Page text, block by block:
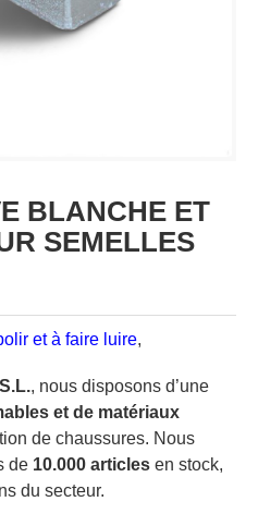
BLANCHE ET
SEMELLES
et à faire luire,
, nous disposons d’une
et de matériaux
de chaussures. Nous
de 10.000 articles en stock,
du secteur.